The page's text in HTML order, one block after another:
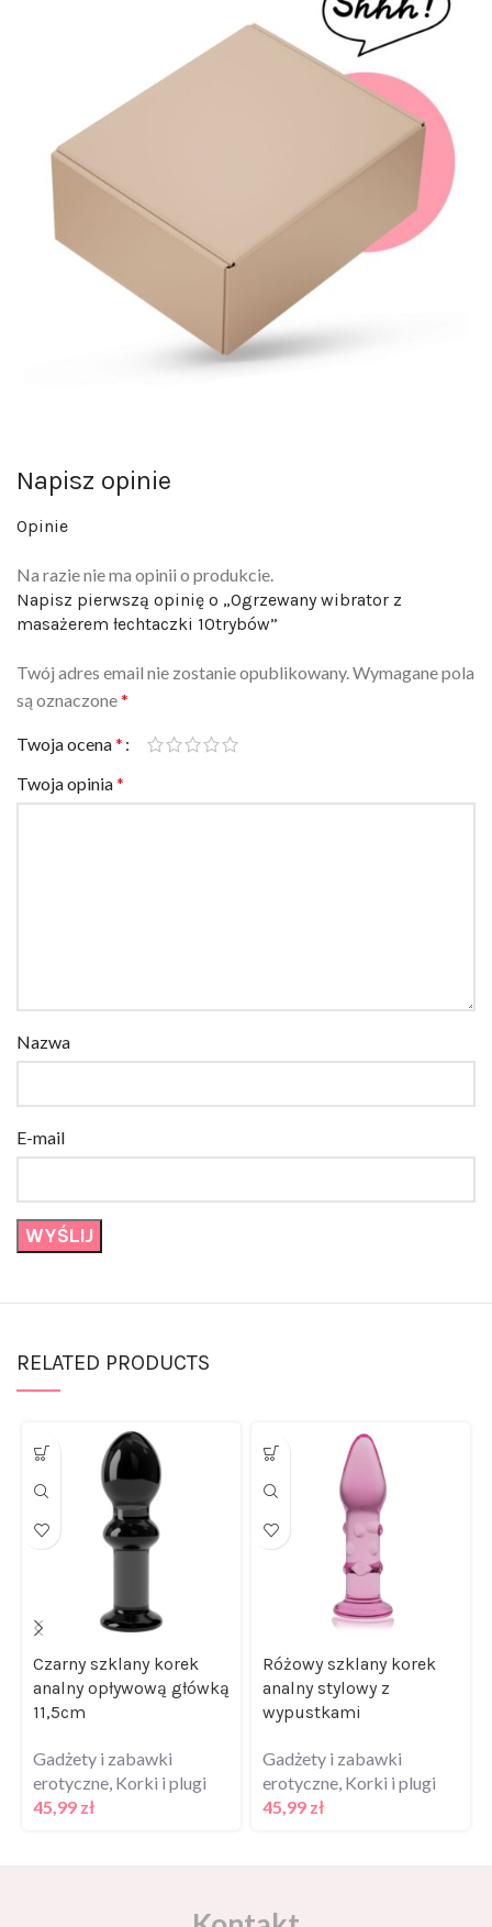
Opinie
Napisz pierwszą opinię o „Ogrzewany wibrator z
masażerem łechtaczki 10trybów”
są oznaczone*
Twoja ocena
Twoja opinia
Nazwa
E-mail
Czarny szklany korek
analny opływową główką
11,5cm
erotyczne ,Korki i plugi
45,99zł
analny stylowy z
wypustkami
erotyczne ,Korki i plugi
45,99zł